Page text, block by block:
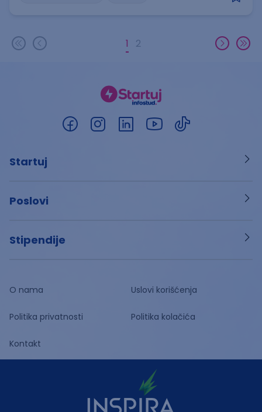
1 2
Startuj
Poslovi
Stipendije
O nama Uslovi korišćenja
Politika privatnosti Politika kolačića
Kontakt